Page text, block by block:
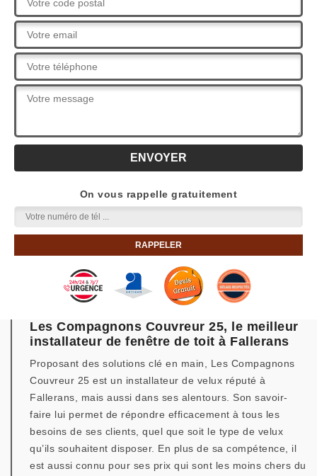
On vous rappelle gratuitement
Les Compagnons Couvreur 25, le meilleur
installateur de fenêtre de toit à Fallerans
Proposant des solutions clé en main, Les Compagnons
Couvreur 25 est un installateur de velux réputé à
Fallerans, mais aussi dans ses alentours. Son savoir-
faire lui permet de répondre efficacement à tous les
besoins de ses clients, quel que soit le type de velux
qu’ils souhaitent disposer. En plus de sa compétence, il
est aussi connu pour ses prix qui sont les moins chers du